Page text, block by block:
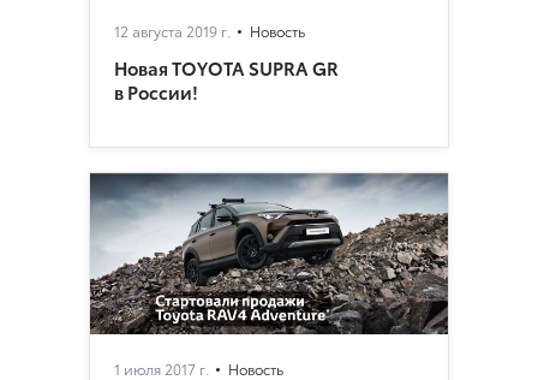
12 августа 2019 г. Новость
Новая TOYOTA SUPRA GR
в России!
1 июля 2017 г. Новость